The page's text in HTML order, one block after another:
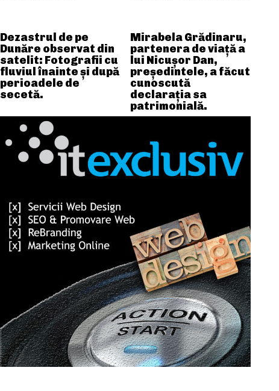
Dezastrul de pe
Dunăre observat din
satelit: Fotografii cu
fluviul înainte și după
perioadele de
secetă.
Mirabela Grădinaru,
partenera de viață a
lui Nicușor Dan,
președintele, a făcut
cunoscută
declarația sa
patrimonială.